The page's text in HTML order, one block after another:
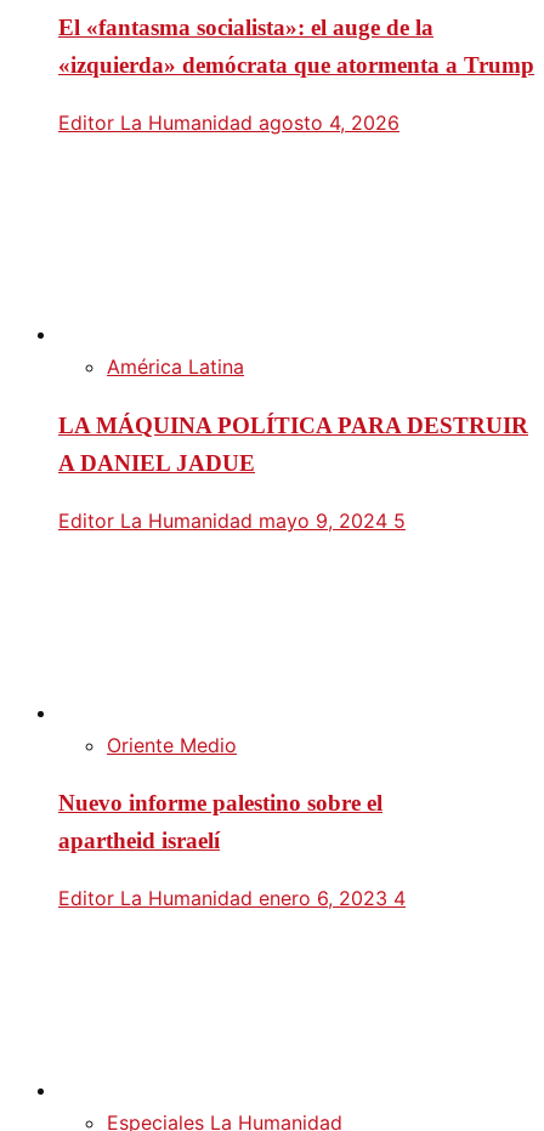
El «fantasma socialista»: el auge de la
«izquierda» demócrata que atormenta a Trump
Editor La Humanidad agosto 4, 2026
América Latina
LA MÁQUINA POLÍTICA PARA DESTRUIR
A DANIEL JADUE
Editor La Humanidad mayo 9, 2024 5
Oriente Medio
Nuevo informe palestino sobre el
apartheid israelí
Editor La Humanidad enero 6, 2023 4
Especiales La Humanidad